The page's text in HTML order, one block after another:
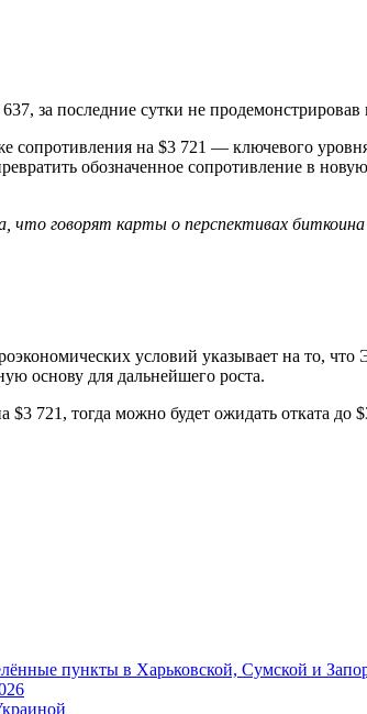
за последние сутки не
на $3 721 — ключевого
обозначенное сопротивление в
что говорят карты о перспективах
условий указывает на то,
основу для дальнейшего роста.
721, тогда можно будет ожидать отката
пункты в Харьковской, Сумской и